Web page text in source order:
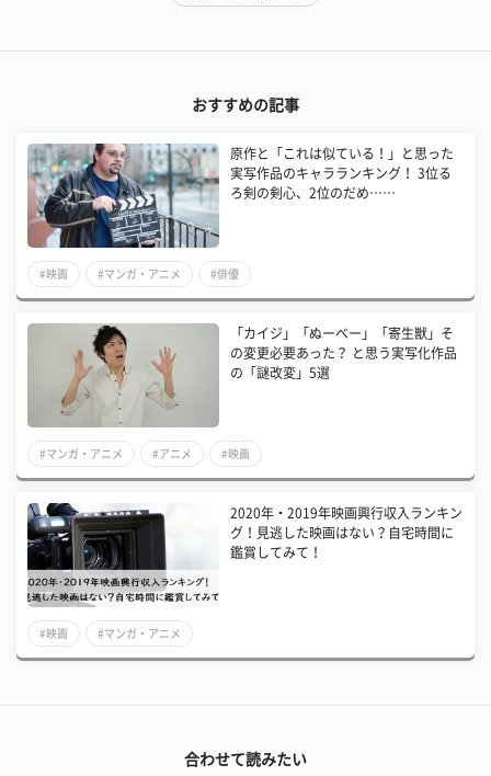
おすすめの記事
原作と「これは似ている！」と思った
実写作品のキャラランキング！ 3位る
ろ剣の剣心、2位のだめ……
#映画 #マンガ・アニメ #俳優
「カイジ」「ぬーべー」「寄生獣」そ
の変更必要あった？ と思う実写化作品
の「謎改変」5選
#マンガ・アニメ #アニメ #映画
2020年・2019年映画興行収入ランキン
グ！見逃した映画はない？自宅時間に
鑑賞してみて！
#映画 #マンガ・アニメ
合わせて読みたい